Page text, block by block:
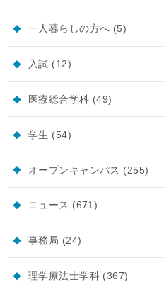
一人暮らしの方へ (5)
入試 (12)
医療総合学科 (49)
学生 (54)
オープンキャンパス (255)
ニュース (671)
事務局 (24)
理学療法士学科 (367)